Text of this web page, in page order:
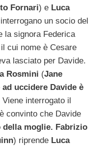
Fornari) e Luca
un socio del
la signora Federica
cui nome è Cesare
lasciato per Davide.
Rosmini (Jane
uccidere Davide è
Viene interrogato il
convinto che Davide
della moglie. Fabrizio
) riprende Luca